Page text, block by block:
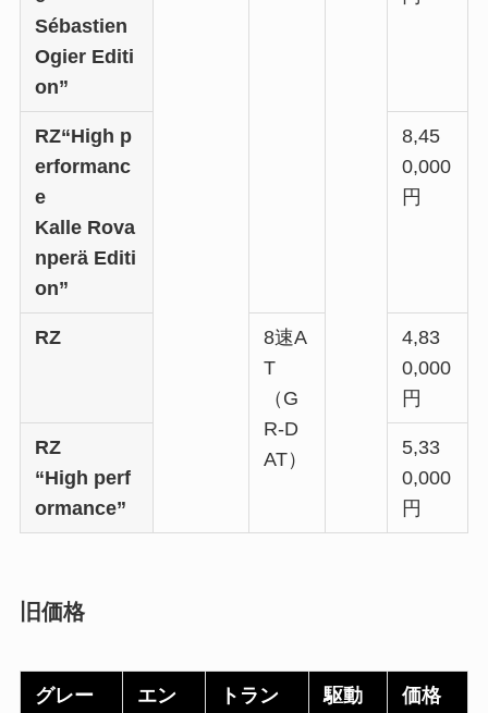
Sébastien
Ogier Editi
on”
RZ“High p
erformanc
e
Kalle Rova
nperä Editi
on”
8,45
0,000
円
RZ
8速A
T
（G
R-D
AT）
4,83
0,000
円
RZ
“High perf
ormance”
5,33
0,000
円
旧価格
グレー
エン
トラン
駆動
価格